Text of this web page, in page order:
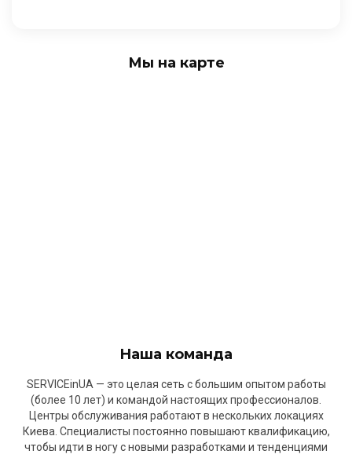
Мы на карте
Наша команда
SERVICEinUA — это целая сеть с большим опытом работы
(более 10 лет) и командой настоящих профессионалов.
Центры обслуживания работают в нескольких локациях
Киева. Специалисты постоянно повышают квалификацию,
чтобы идти в ногу с новыми разработками и тенденциями